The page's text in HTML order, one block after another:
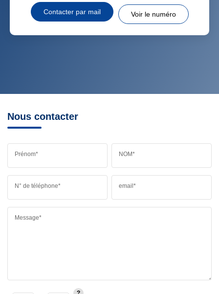
Contacter par mail Voir le numéro
Nous contacter
Prénom* NOM*
N° de téléphone* email*
Message*